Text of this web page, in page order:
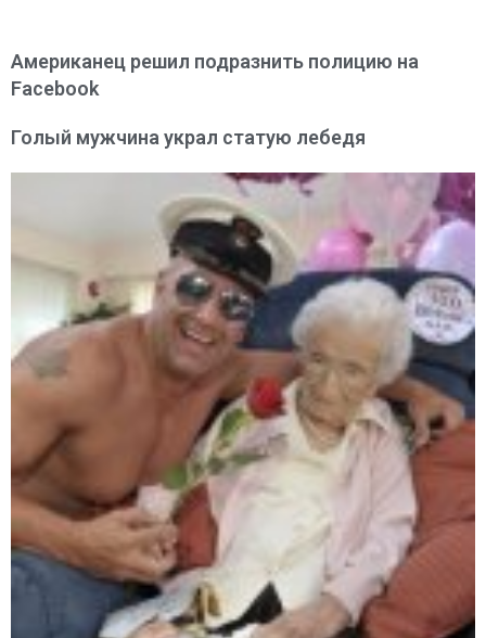
Американец решил подразнить полицию на
Facebook
Голый мужчина украл статую лебедя